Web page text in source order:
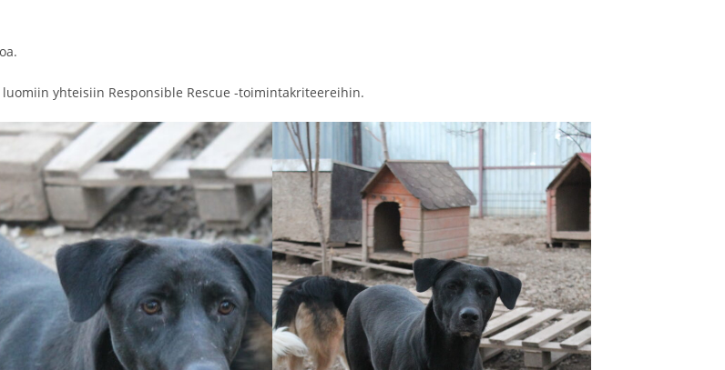
yhteisiin Responsible Rescue -toimintakriteereihin.